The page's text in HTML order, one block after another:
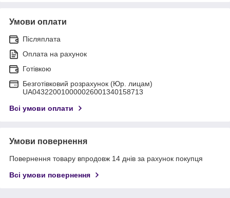
Умови оплати
Післяплата
Оплата на рахунок
Готівкою
Безготівковий розрахунок (Юр. лицам)
UA043220010000026001340158713
Всі умови оплати
Умови повернення
Повернення товару впродовж 14 днів за рахунок покупця
Всі умови повернення